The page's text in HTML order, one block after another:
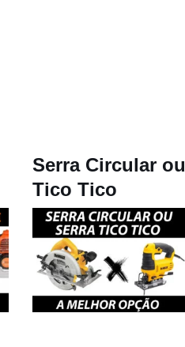
Serra Circular ou
Tico Tico